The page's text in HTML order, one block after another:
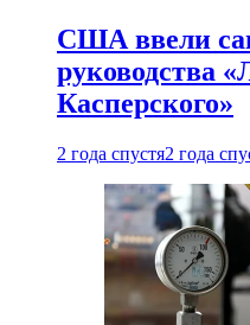
США ввели
руководства
Касперского»
2 года спустя2 года